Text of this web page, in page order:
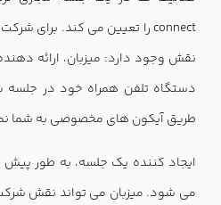
connect را تعیین می کند. برای شرکت کننده ها در
نقش وجود دارد: میزبان، ارائه
دستگاه تلفن همراه خود در جلسه
طریق آیکون های مخصوصی به شما
ایجاد کننده یک جلسه، به طور
می شود. میزبان می تواند نقش